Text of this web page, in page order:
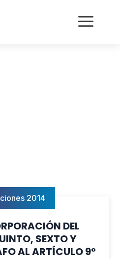
a
2014
DEL
SEXTO Y
AL ARTÍCULO 9°